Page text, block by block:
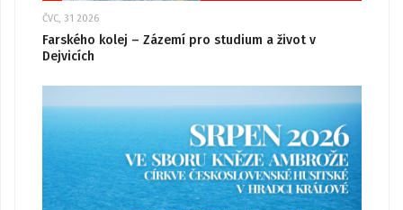
ČVC, 31 2026
Farského kolej – Zázemí pro studium a život v
Dejvicích